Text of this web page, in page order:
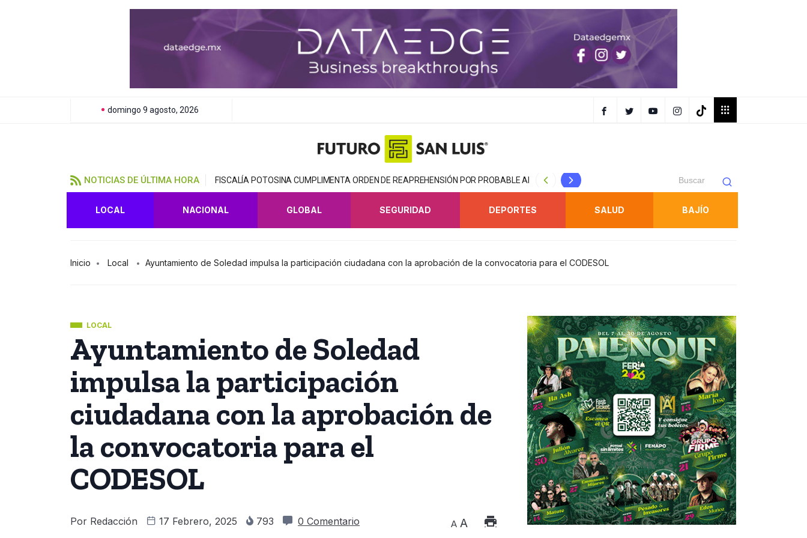
domingo 9 agosto, 2026
NOTICIAS DE ÚLTIMA HORA FISCALÍA POTOSINA CUMPLIMENTA ORDEN DE REAPREHENSIÓN POR PROBABLE ABUSO SEXUAL* ESTRATEGIA INTEGRAL DE SEGURIDAD FORTALECE
LOCAL NACIONAL GLOBAL SEGURIDAD DEPORTES SALUD BAJÍO
Inicio Local Ayuntamiento de Soledad impulsa la participación ciudadana con la aprobación de la convocatoria para el CODESOL
LOCAL
Ayuntamiento de Soledad
impulsa la participación
ciudadana con la aprobación de
la convocatoria para el
CODESOL
Por Redacción 17 Febrero, 2025 793 0 Comentario A A